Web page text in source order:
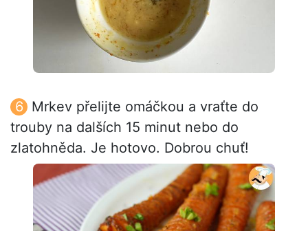
Mrkev přelijte omáčkou a vraťte do
trouby na dalších 15 minut nebo do
zlatohněda. Je hotovo. Dobrou chuť!